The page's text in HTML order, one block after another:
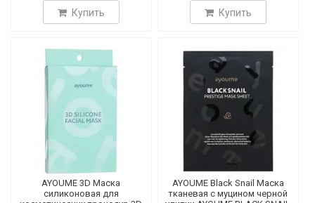
1
1
1
1
Купить Купить
AYOUME 3D Маска
силиконовая для
AYOUME Black Snail Маска
тканевая с муцином черной